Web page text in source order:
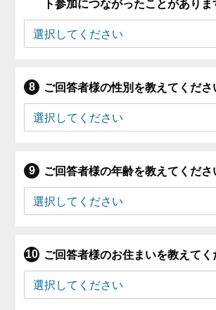
ト参加につながったことがありま
ご回答者様の性別を教えてくださ
ご回答者様の年齢を教えてくださ
ご回答者様のお住まいを教えてく